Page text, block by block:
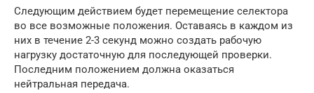
Следующим действием будет перемещение селектора
во все возможные положения. Оставаясь в каждом из
них в течение 2-3 секунд можно создать рабочую
нагрузку достаточную для последующей проверки.
Последним положением должна оказаться
нейтральная передача.